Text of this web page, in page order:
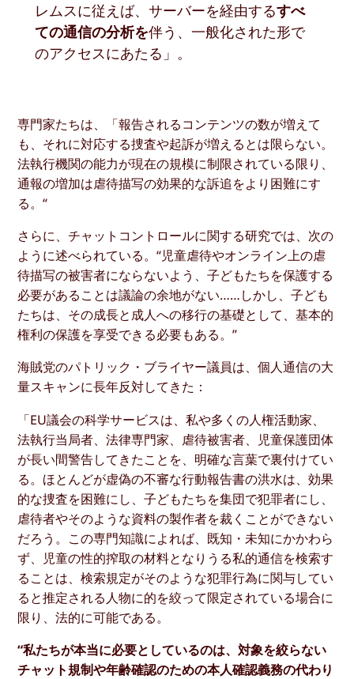
レムスに従えば、サーバーを経由するすべ
ての通信の分析を伴う、一般化された形で
のアクセスにあたる」。
専門家たちは、「報告されるコンテンツの数が増えて
も、それに対応する捜査や起訴が増えるとは限らない。
法執行機関の能力が現在の規模に制限されている限り、
通報の増加は虐待描写の効果的な訴追をより困難にす
る。“
さらに、チャットコントロールに関する研究では、次の
ように述べられている。“児童虐待やオンライン上の虐
待描写の被害者にならないよう、子どもたちを保護する
必要があることは議論の余地がない……しかし、子ども
たちは、その成長と成人への移行の基礎として、基本的
権利の保護を享受できる必要もある。”
海賊党のパトリック・ブライヤー議員は、個人通信の大
量スキャンに長年反対してきた：
「EU議会の科学サービスは、私や多くの人権活動家、
法執行当局者、法律専門家、虐待被害者、児童保護団体
が長い間警告してきたことを、明確な言葉で裏付けてい
る。ほとんどが虚偽の不審な行動報告書の洪水は、効果
的な捜査を困難にし、子どもたちを集団で犯罪者にし、
虐待者やそのような資料の製作者を裁くことができない
だろう。この専門知識によれば、既知・未知にかかわら
ず、児童の性的搾取の材料となりうる私的通信を検索す
ることは、検索規定がそのような犯罪行為に関与してい
ると推定される人物に的を絞って限定されている場合に
限り、法的に可能である。
“私たちが本当に必要としているのは、対象を絞らない
チャット規制や年齢確認のための本人確認義務の代わり